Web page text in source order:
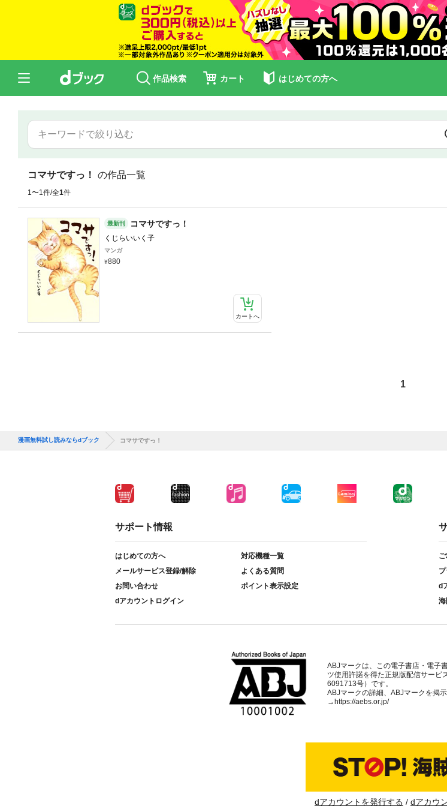
作品検索 カート はじめての方へ
コマサですっ！ の作品一覧
1〜1件/全1件
最新刊 コマサですっ！
くじらいいく子
マンガ
880
カートへ
1
漫画無料試し読みならdブック コマサですっ！
サポート情報
はじめての方へ
対応機種一覧
メールサービス登録/解除
よくある質問
お問い合わせ
ポイント表示設定
dアカウントログイン
d
ABJマークは、この電子書店・電子
ツ使用許諾を得た正規版配信サービ
6091713号）です。
ABJマークの詳細、ABJマークを掲
→https://aebs.or.jp/
dアカウントを発行する dアカウ